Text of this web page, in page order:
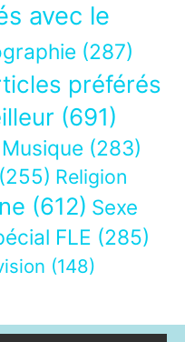
avec le
(287)
préférés
(691)
Musique (283)
(255) Religion
(612) Sexe
FLE (285)
(148)